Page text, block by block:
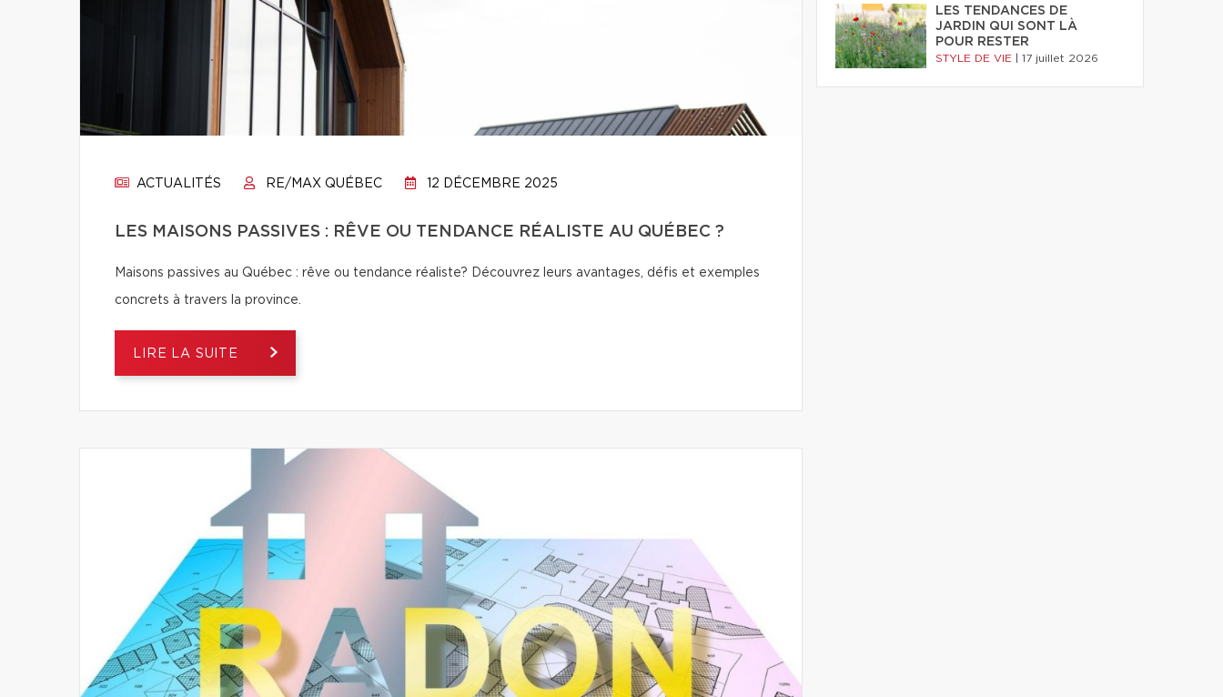
ACTUALITÉS RE/MAX QUÉBEC 12 DÉCEMBRE 2025
LES MAISONS PASSIVES : RÊVE OU TENDANCE RÉALISTE AU QUÉBEC ?
Maisons passives au Québec : rêve ou tendance réaliste? Découvrez leurs avantages, défis et exemples
concrets à travers la province.
LIRE LA SUITE
LES TENDANCES DE
JARDIN QUI SONT LÀ
POUR RESTER
STYLE DE VIE 17 juillet 2026